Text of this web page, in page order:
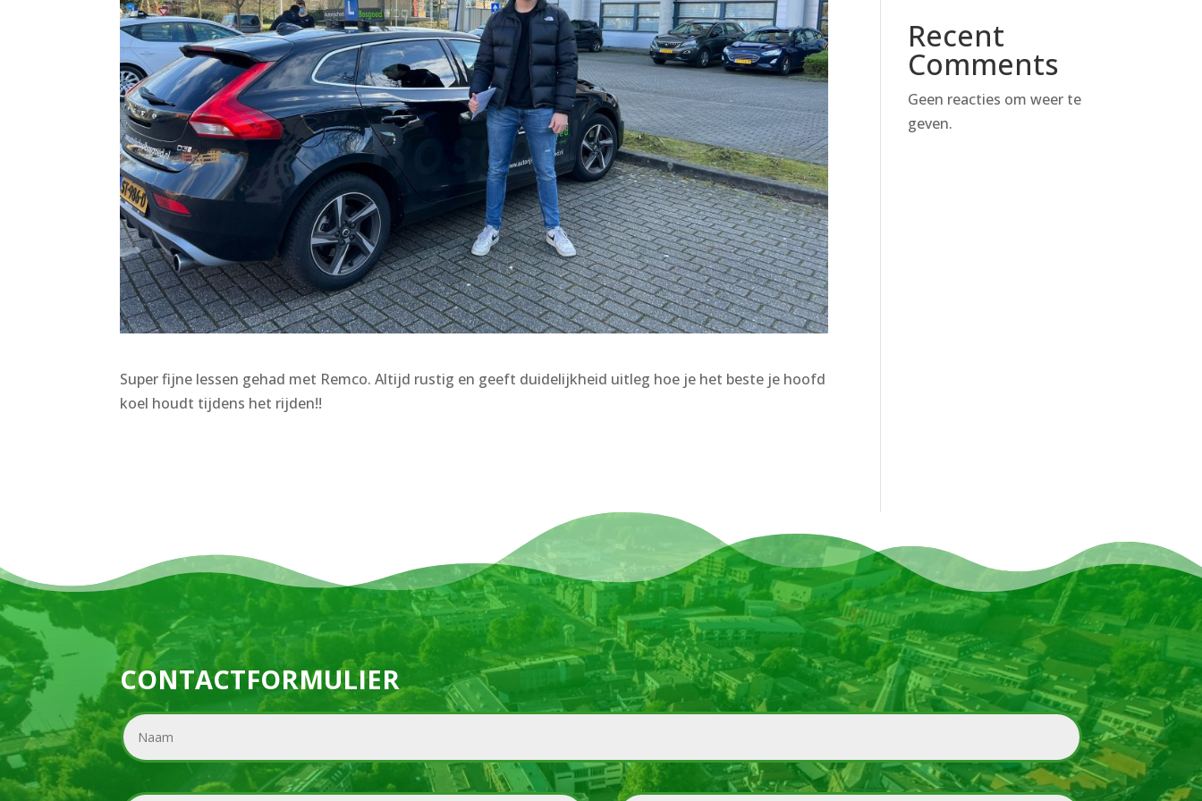
Super fijne lessen gehad met Remco. Altijd rustig en geeft duidelijkheid uitleg hoe je het beste je hoofd
koel houdt tijdens het rijden!!
Recent
Comments
Geen reacties om weer te
geven.
CONTACTFORMULIER